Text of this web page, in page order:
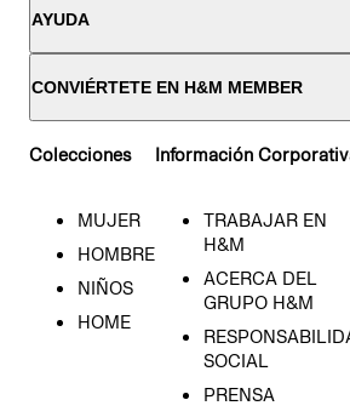
AYUDA
CONVIÉRTETE EN H&M MEMBER
Colecciones
MUJER
HOMBRE
NIÑOS
HOME
Información
TRABAJAR EN
H&M
ACERCA DEL
GRUPO H&M
SOCIAL
PRENSA